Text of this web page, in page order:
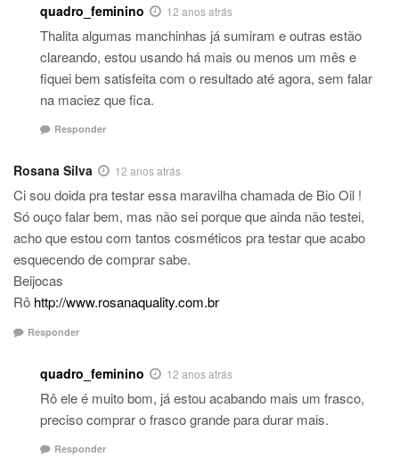
quadro_feminino 12 anos atrás
Thalita algumas manchinhas já sumiram e outras estão
clareando, estou usando há mais ou menos um mês e
fiquei bem satisfeita com o resultado até agora, sem falar
na maciez que fica.
Responder
Rosana Silva 12 anos atrás
Ci sou doida pra testar essa maravilha chamada de Bio Oil !
Só ouço falar bem, mas não sei porque que ainda não testei,
acho que estou com tantos cosméticos pra testar que acabo
esquecendo de comprar sabe.
Beijocas
Rô http://www.rosanaquality.com.br
Responder
quadro_feminino 12 anos atrás
Rô ele é muito bom, já estou acabando mais um frasco,
preciso comprar o frasco grande para durar mais.
Responder